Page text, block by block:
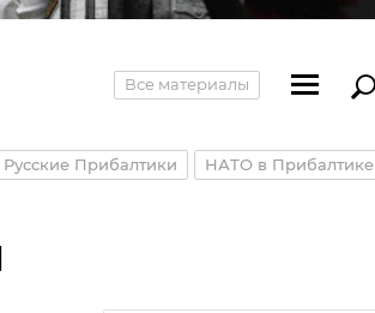
Все материалы
Русские Прибалтики НАТО в Прибалтике